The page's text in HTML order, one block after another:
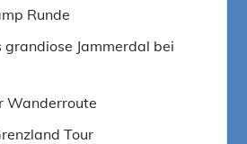
Runde
grandiose Jammerdal bei
Wanderroute
Tour